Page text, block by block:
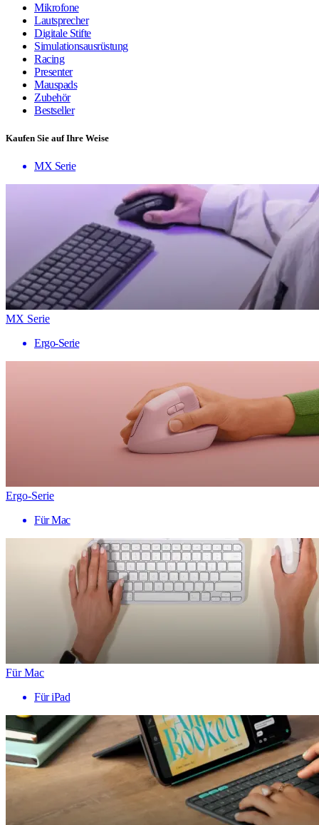
Mikrofone
Lautsprecher
Digitale Stifte
Simulationsausrüstung
Racing
Presenter
Mauspads
Zubehör
Bestseller
Kaufen Sie auf Ihre Weise
MX Serie
MX Serie
Ergo-Serie
Ergo-Serie
Für Mac
Für Mac
Für iPad